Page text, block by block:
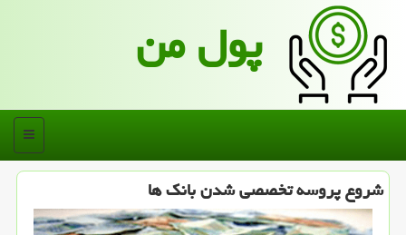
پول من
منو
شروع پروسه تخصصی شدن بانک ها